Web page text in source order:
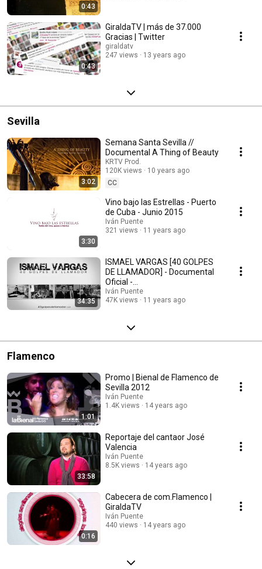
0:43
0:43
GiraldaTV | más de 37.000
Gracias | Twitter
giraldatv
247 views
13 years ago
Sevilla
3:02
Semana Santa Sevilla //
Documental A Thing of Beauty
KRTV Prod.
120K views
10 years ago
CC
3:30
Vino bajo las Estrellas - Puerto
de Cuba - Junio 2015
Iván Puente
321 views
11 years ago
34:35
ISMAEL VARGAS [40 GOLPES
DE LLAMADOR] - Documental
Oficial -
40golpesdellamador.com
Iván Puente
47K views
11 years ago
Flamenco
1:01
Promo | Bienal de Flamenco de
Sevilla 2012
Iván Puente
1.4K views
14 years ago
33:58
Reportaje del cantaor José
Valencia
Iván Puente
8.5K views
14 years ago
0:16
Cabecera de com.Flamenco |
GiraldaTV
Iván Puente
440 views
14 years ago